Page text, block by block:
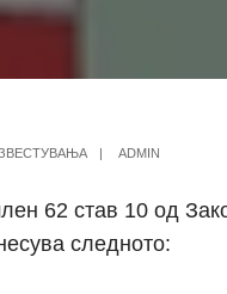
| ADMIN
62 став 10 од
следното: